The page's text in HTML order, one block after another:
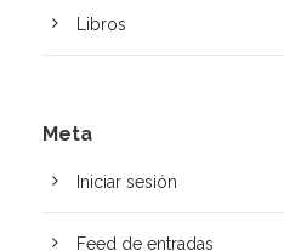
Libros
Meta
Iniciar sesión
Feed de entradas